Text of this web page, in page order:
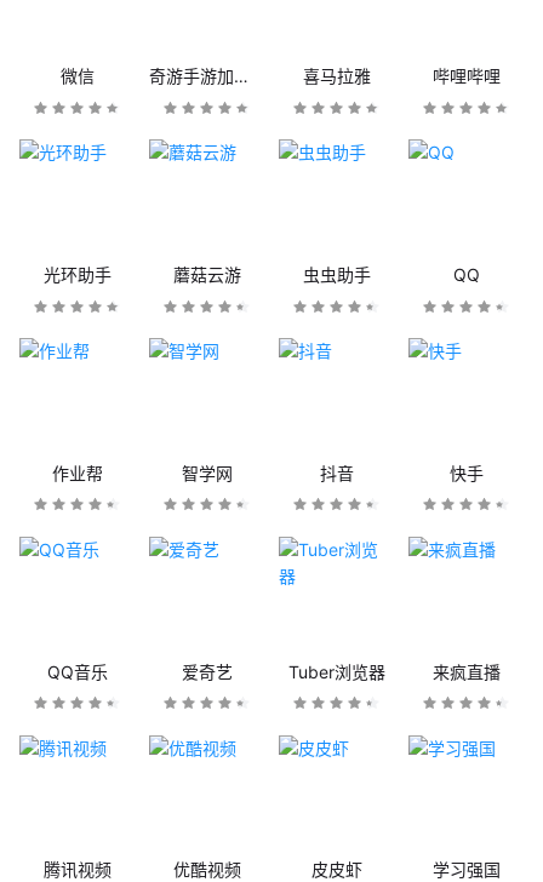
微信 奇游手游加速器 喜马拉雅 哔哩哔哩
光环助手 蘑菇云游 虫虫助手 QQ
作业帮 智学网 抖音 快手
QQ音乐 爱奇艺 Tuber浏览器 来疯直播
腾讯视频 优酷视频 皮皮虾 学习强国